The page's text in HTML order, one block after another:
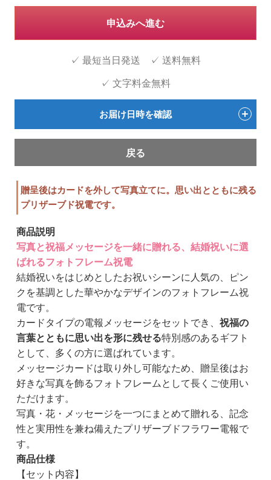
贈呈後はカードを外して写真立てに。思い出とともに残る
プリザーブド祝電です。
商品説明
写真と祝福メッセージを一緒に贈れる、結婚祝いに選
ばれるフォトフレーム祝電
結婚祝いをはじめとしたお祝いシーンに人気の、ピン
クを基調とした華やかなデザインのフォトフレーム祝
電です。
カードタイプの電報メッセージをセットでき、 祝福の
言葉とともに思い出を形に残せる特別感のあるギフト
として、多くの方に選ばれています。
メッセージカードは取り外し可能なため、贈呈後はお
好きな写真を飾るフォトフレームとして長くご使用い
ただけます。
写真・花・メッセージを一つにまとめて贈れる、記念
性と実用性を兼ね備えたプリザーブドフラワー電報で
す。
商品仕様
【セット内容】
申込みへ進む
✓ 最短当日発送 ✓ 送料無料
✓ 文字料金無料
お届け日時を確認
戻る